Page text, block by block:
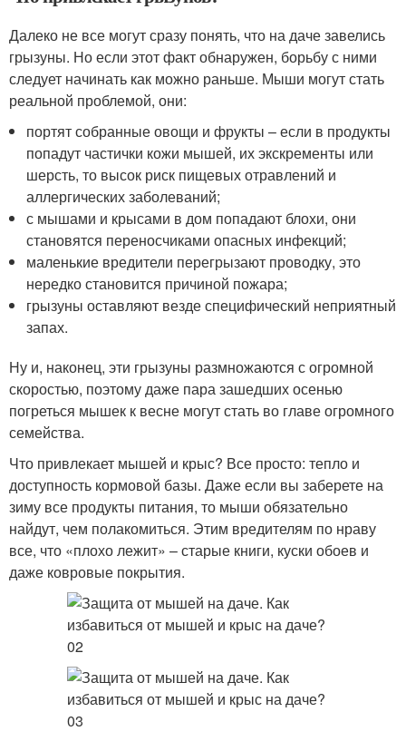
Далеко не все могут сразу понять, что на даче завелись
грызуны. Но если этот факт обнаружен, борьбу с ними
следует начинать как можно раньше. Мыши могут стать
реальной проблемой, они:
портят собранные овощи и фрукты – если в продукты
попадут частички кожи мышей, их экскременты или
шерсть, то высок риск пищевых отравлений и
аллергических заболеваний;
с мышами и крысами в дом попадают блохи, они
становятся переносчиками опасных инфекций;
маленькие вредители перегрызают проводку, это
нередко становится причиной пожара;
грызуны оставляют везде специфический неприятный
запах.
Ну и, наконец, эти грызуны размножаются с огромной
скоростью, поэтому даже пара зашедших осенью
погреться мышек к весне могут стать во главе огромного
семейства.
Что привлекает мышей и крыс? Все просто: тепло и
доступность кормовой базы. Даже если вы заберете на
зиму все продукты питания, то мыши обязательно
найдут, чем полакомиться. Этим вредителям по нраву
все, что «плохо лежит» – старые книги, куски обоев и
даже ковровые покрытия.